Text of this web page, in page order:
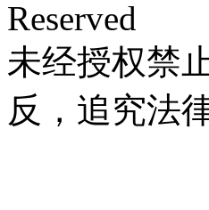
Reserved
未经授权禁
反，追究法